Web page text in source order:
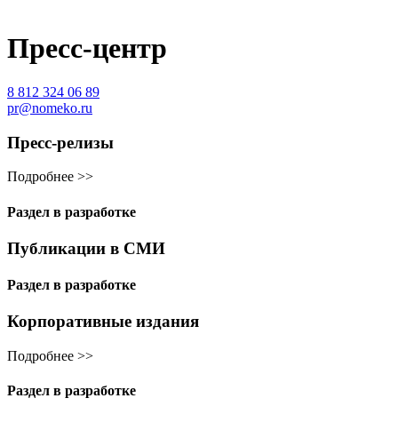
Пресс-центр
8 812 324 06 89
pr@nomeko.ru
Пресс-релизы
Подробнее >>
Раздел в разработке
Публикации в СМИ
Раздел в разработке
Корпоративные издания
Подробнее >>
Раздел в разработке